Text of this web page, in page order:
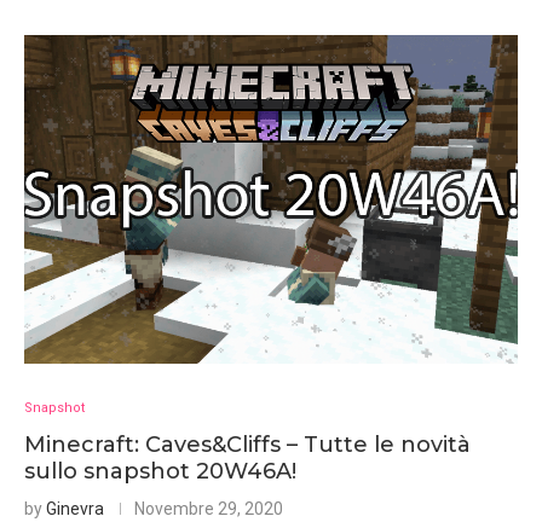
Snapshot
Minecraft: Caves&Cliffs – Tutte le novità
sullo snapshot 20W46A!
byGinevra Novembre 29, 2020